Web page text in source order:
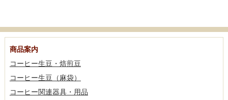
商品案内
コーヒー生豆・焙煎豆
コーヒー生豆（麻袋）
コーヒー関連器具・用品